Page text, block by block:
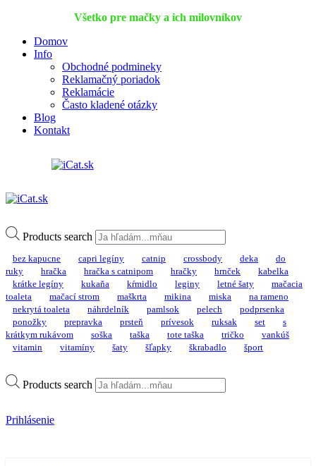
Všetko pre mačky a ich milovníkov
Domov
Info
Obchodné podmineky
Reklamačný poriadok
Reklamácie
Často kladené otázky
Blog
Kontakt
Products search
bez kapucne capri legíny catnip crossbody deka
do
ruky
hračka hračka s catnipom hračky hrnček
kabelka
krátke legíny
kukaňa kŕmidlo leginy letné šaty
mačacia
toaleta
mačací strom maškrta mikina miska
na rameno
nekrytá toaleta
náhrdelník pamlsok pelech
podprsenka
ponožky
prepravka prsteň prívesok ruksak set
s
krátkym rukávom
soška taška tote taška tričko
vankúš
vitamin
vitamíny šaty šľapky škrabadlo šport
Products search
Prihlásenie